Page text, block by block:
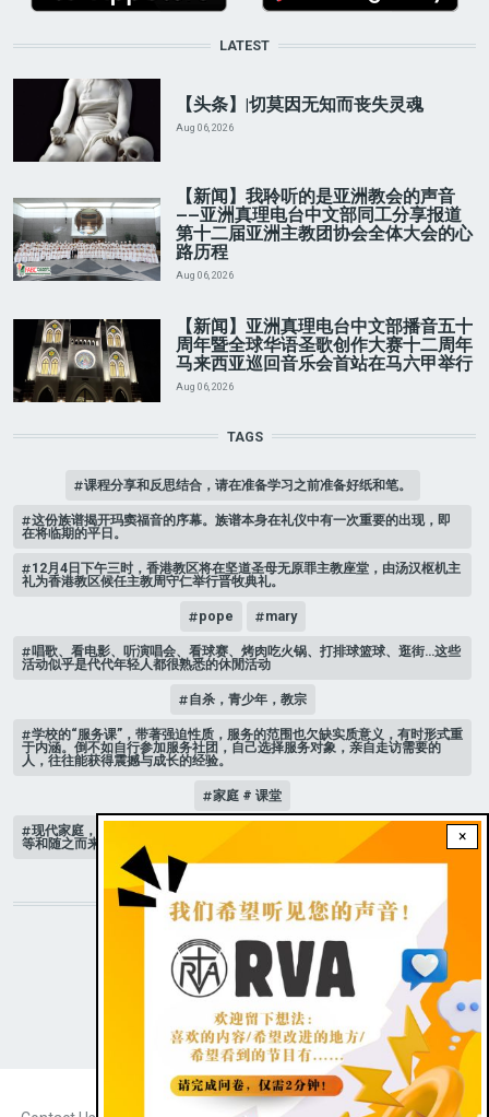
×
LATEST
【头条】|切莫因无知而丧失灵魂
Aug 06, 2026
【新闻】我聆听的是亚洲教会的声音
——亚洲真理电台中文部同工分享报道
第十二届亚洲主教团协会全体大会的心
路历程
Aug 06, 2026
【新闻】亚洲真理电台中文部播音五十
周年暨全球华语圣歌创作大赛十二周年
马来西亚巡回音乐会首站在马六甲举行
Aug 06, 2026
TAGS
课程分享和反思结合，请在准备学习之前准备好纸和笔。
这份族谱揭开玛窦福音的序幕。族谱本身在礼仪中有一次重要的出现，即
在将临期的平日。
12月4日下午三时，香港教区将在坚道圣母无原罪主教座堂，由汤汉枢机主
礼为香港教区候任主教周守仁举行晋牧典礼。
pope mary
唱歌、看电影、听演唱会、看球赛、烤肉吃火锅、打排球篮球、逛街…这些
活动似乎是代代年轻人都很熟悉的休閒活动
自杀，青少年，教宗
学校的“服务课”，带著强迫性质，服务的范围也欠缺实质意义，有时形式重
于内涵。倒不如自行参加服务社团，自己选择服务对象，亲自走访需要的
人，往往能获得震撼与成长的经验。
家庭 # 课堂
现代家庭，子女或许都是宝贝，不公平的待遇显得比较少，但隐性的不平
等和随之而来的身心压力却仍旧挥之不去。
STAY CONNECTED WITH US!
Dark theme